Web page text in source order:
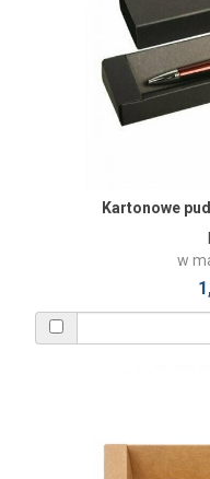
Kartonowe
w